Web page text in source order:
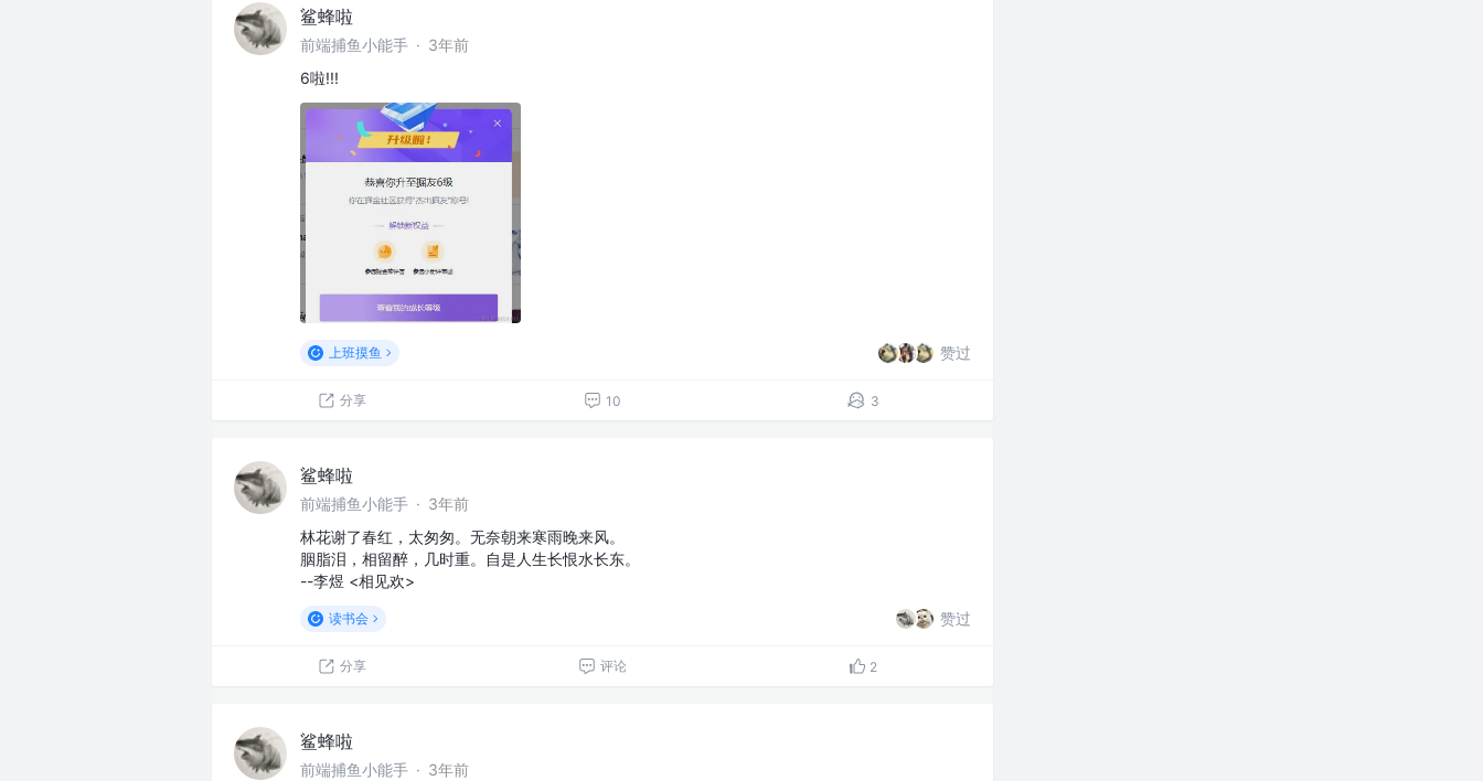
鲨蜂啦
前端捕鱼小能手 · 3年前
6啦!!!
上班摸鱼 赞过
分享 10 3
鲨蜂啦
前端捕鱼小能手 · 3年前
林花谢了春红，太匆匆。无奈朝来寒雨晚来风。
胭脂泪，相留醉，几时重。自是人生长恨水长东。
--李煜 <相见欢>
读书会 赞过
分享 评论 2
鲨蜂啦
前端捕鱼小能手 · 3年前